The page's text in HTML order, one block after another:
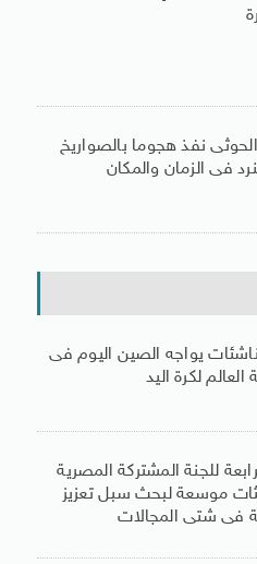
الحوثى نفذ هجوما بالصواريخ
فى الزمان والمكان
يواجه الصين اليوم فى
لكرة اليد
للجنة المشتركة المصرية
موسعة لبحث سبل تعزيز
فى شتى المجالات